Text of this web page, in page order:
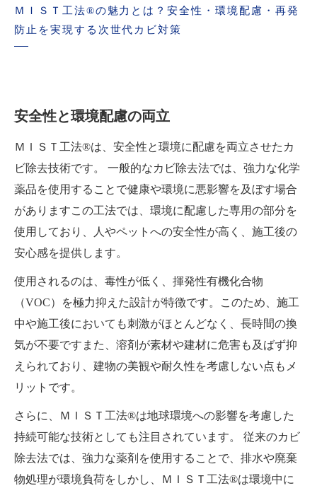
ＭＩＳＴ工法®の魅力とは？安全性・環境配慮・再発
防止を実現する次世代カビ対策
安全性と環境配慮の両立
ＭＩＳＴ工法®は、安全性と環境に配慮を両立させたカ
ビ除去技術です。 一般的なカビ除去法では、強力な化学
薬品を使用することで健康や環境に悪影響を及ぼす場合
がありますこの工法では、環境に配慮した専用の部分を
使用しており、人やペットへの安全性が高く、施工後の
安心感を提供します。
使用されるのは、毒性が低く、揮発性有機化合物
（VOC）を極力抑えた設計が特徴です。このため、施工
中や施工後においても刺激がほとんどなく、長時間の換
気が不要ですまた、溶剤が素材や建材に危害も及ばず抑
えられており、建物の美観や耐久性を考慮しない点もメ
リットです。
さらに、ＭＩＳＴ工法®は地球環境への影響を考慮した
持続可能な技術としても注目されています。 従来のカビ
除去法では、強力な薬剤を使用することで、排水や廃棄
物処理が環境負荷をしかし、ＭＩＳＴ工法®は環境中に